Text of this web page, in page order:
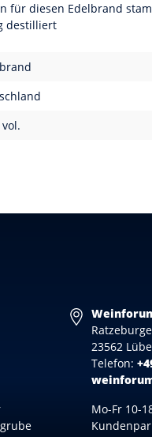
für diesen Edelbrand
destilliert
23562
Telefon:
Mo-Fr 10-